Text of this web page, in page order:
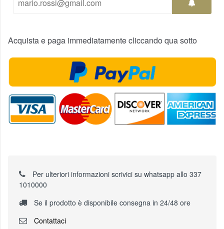
Acquista e paga immediatamente cliccando qua sotto
Per ulteriori informazioni scrivici su whatsapp allo 337
1010000
Se il prodotto è disponibile consegna in 24/48 ore
Contattaci